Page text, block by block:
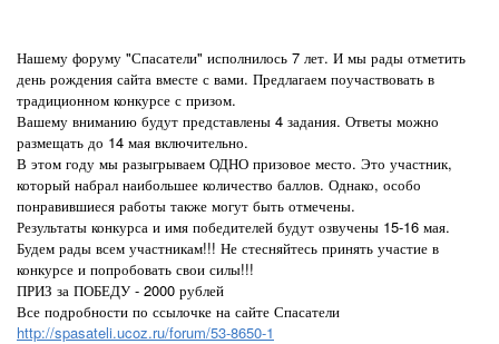
Нашему форуму "Спасатели" исполнилось 7 лет. И мы рады отметить
день рождения сайта вместе с вами. Предлагаем поучаствовать в
традиционном конкурсе с призом.
Вашему вниманию будут представлены 4 задания. Ответы можно
размещать до 14 мая включительно.
В этом году мы разыгрываем ОДНО призовое место. Это участник,
который набрал наибольшее количество баллов. Однако, особо
понравившиеся работы также могут быть отмечены.
Результаты конкурса и имя победителей будут озвучены 15-16 мая.
Будем рады всем участникам!!! Не стесняйтесь принять участие в
конкурсе и попробовать свои силы!!!
ПРИЗ за ПОБЕДУ - 2000 рублей
Все подробности по ссылочке на сайте Спасатели
http://spasateli.ucoz.ru/forum/53-8650-1